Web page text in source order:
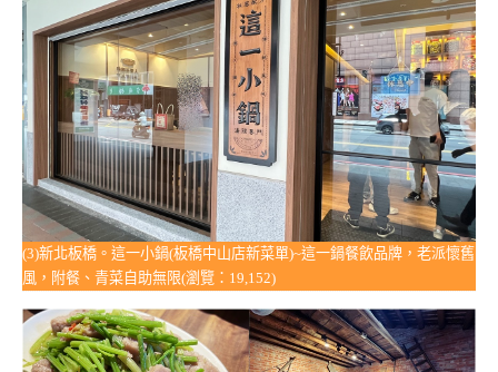
(3)新北板橋。這一小鍋(板橋中山店新菜單)~這一鍋餐飲品牌，老派懷舊
風，附餐、青菜自助無限(瀏覽：19,152)